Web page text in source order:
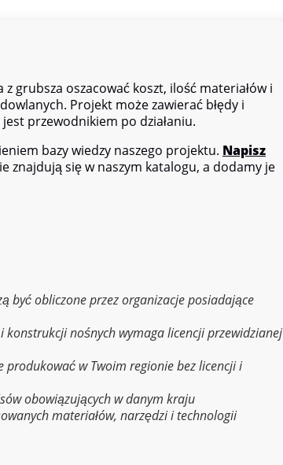
grubsza oszacować koszt, ilość materiałów i
Projekt może zawierać błędy i
przewodnikiem po działaniu.
bazy wiedzy naszego projektu. Napisz
znajdują się w naszym katalogu, a dodamy je
być obliczone przez organizacje posiadające
nośnych wymaga licencji przewidzianej
w Twoim regionie bez licencji i
obowiązujących w danym kraju
materiałów, narzędzi i technologii